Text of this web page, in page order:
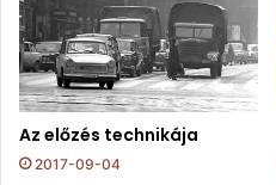
Az előzés technikája
2017-09-04